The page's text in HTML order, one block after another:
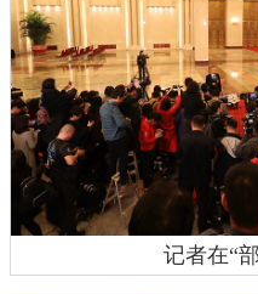
记者在“